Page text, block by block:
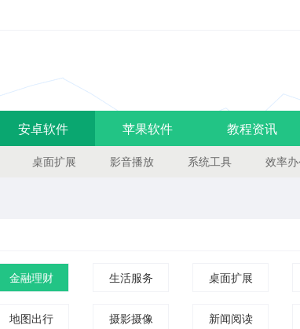
安卓软件 苹果软件 教程资讯
桌面扩展 影音播放 系统工具 效率
金融理财 生活服务 桌面扩展
地图出行 摄影摄像 新闻阅读